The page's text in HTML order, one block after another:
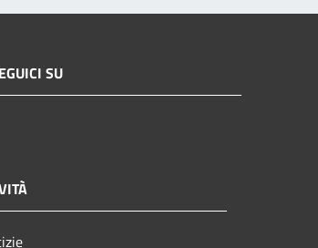
SU